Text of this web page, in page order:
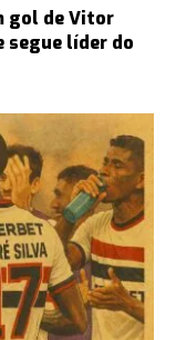
gol de Vitor
segue líder do